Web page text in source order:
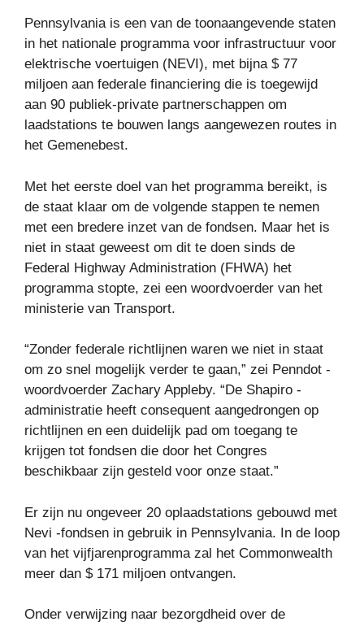
Pennsylvania is een van de toonaangevende staten
in het nationale programma voor infrastructuur voor
elektrische voertuigen (NEVI), met bijna $ 77
miljoen aan federale financiering die is toegewijd
aan 90 publiek-private partnerschappen om
laadstations te bouwen langs aangewezen routes in
het Gemenebest.
Met het eerste doel van het programma bereikt, is
de staat klaar om de volgende stappen te nemen
met een bredere inzet van de fondsen. Maar het is
niet in staat geweest om dit te doen sinds de
Federal Highway Administration (FHWA) het
programma stopte, zei een woordvoerder van het
ministerie van Transport.
“Zonder federale richtlijnen waren we niet in staat
om zo snel mogelijk verder te gaan,” zei Penndot -
woordvoerder Zachary Appleby. “De Shapiro -
administratie heeft consequent aangedrongen op
richtlijnen en een duidelijk pad om toegang te
krijgen tot fondsen die door het Congres
beschikbaar zijn gesteld voor onze staat.”
Er zijn nu ongeveer 20 oplaadstations gebouwd met
Nevi -fondsen in gebruik in Pennsylvania. In de loop
van het vijfjarenprogramma zal het Commonwealth
meer dan $ 171 miljoen ontvangen.
Onder verwijzing naar bezorgdheid over de